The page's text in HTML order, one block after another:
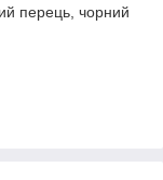
перець, чорний